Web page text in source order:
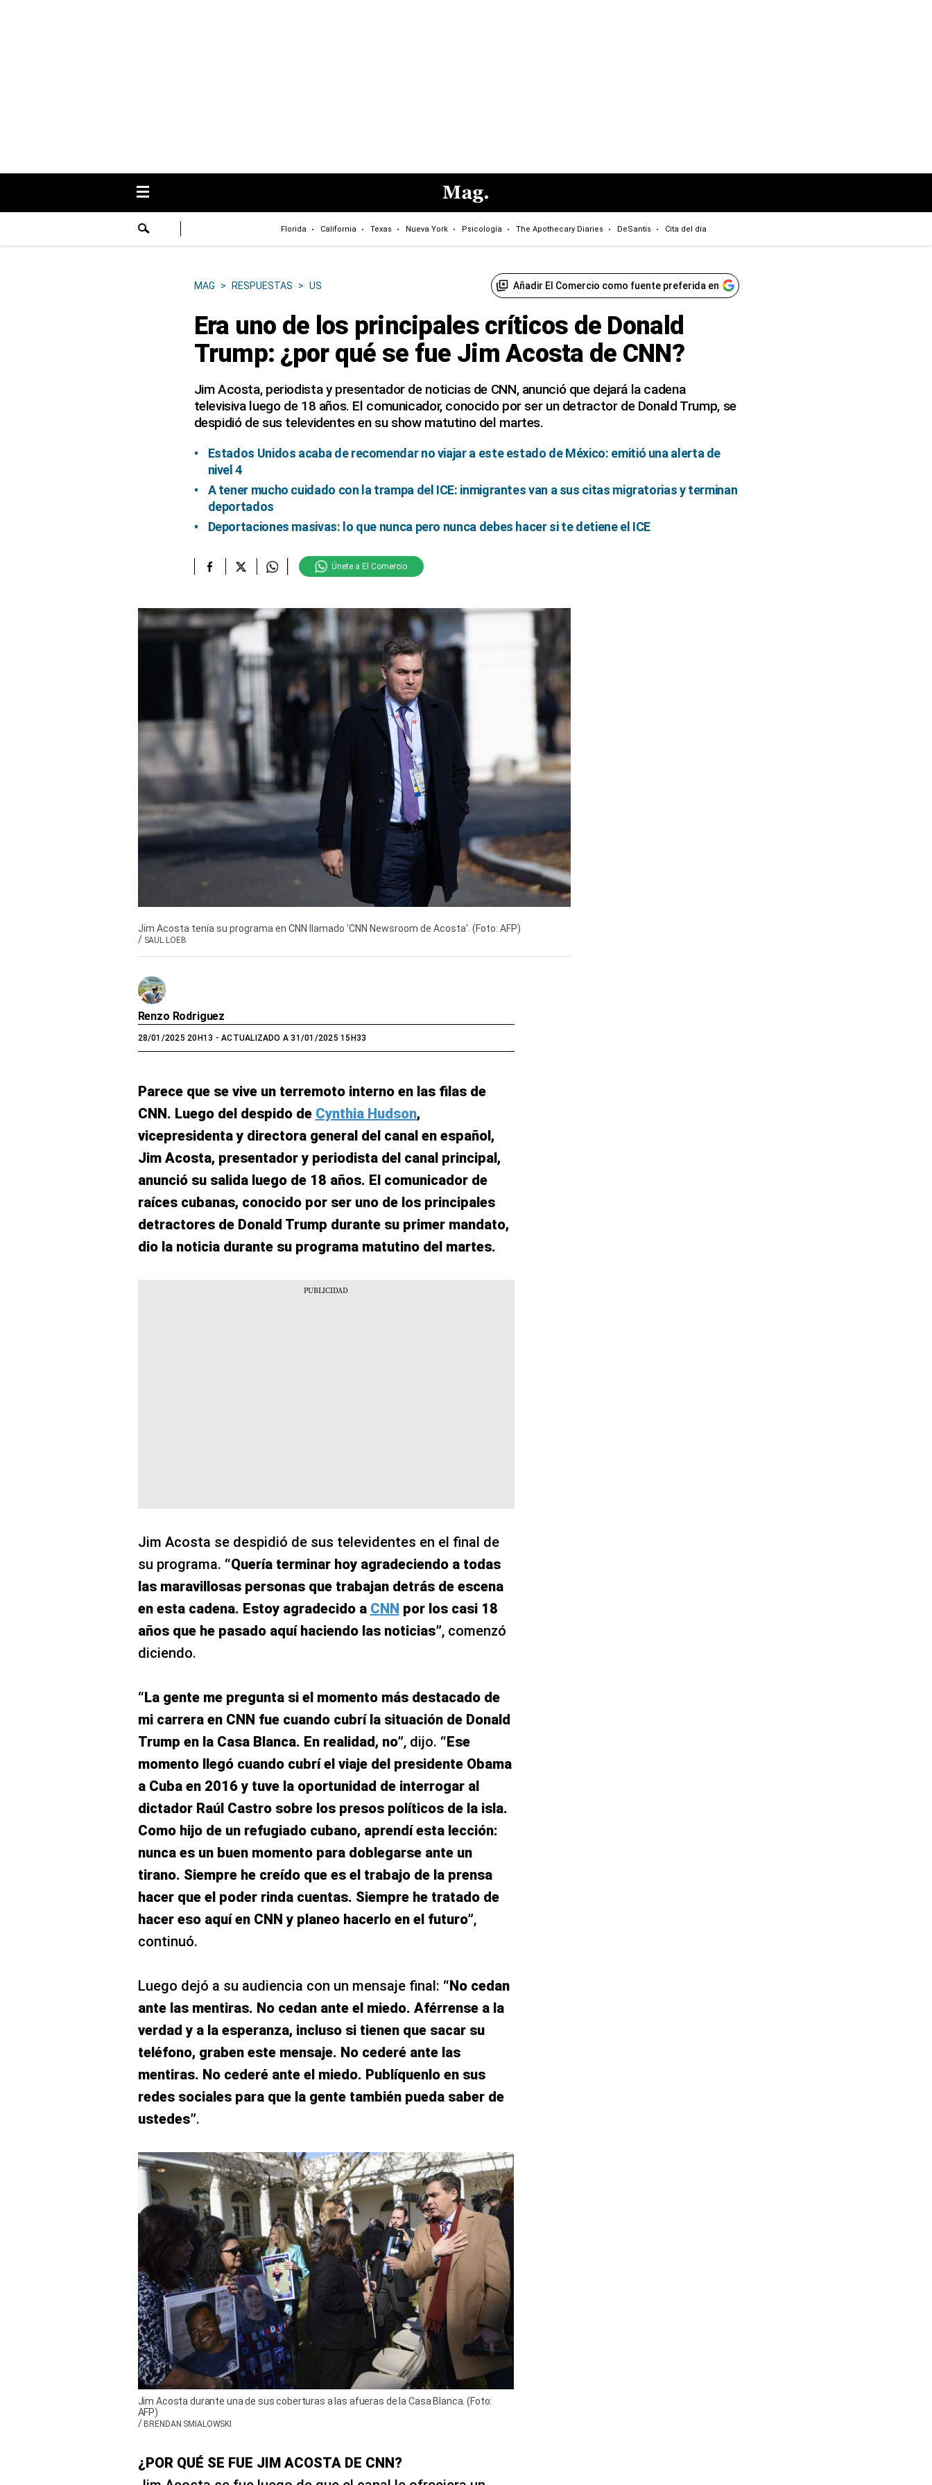
Florida California Texas Nueva York Psicología The Apothecary Diaries DeSantis Cita del día
MAG > RESPUESTAS > US Añadir El Comercio como fuente preferida en
Era uno de los principales críticos de Donald
Trump: ¿por qué se fue Jim Acosta de CNN?
Jim Acosta, periodista y presentador de noticias de CNN, anunció que dejará la cadena
televisiva luego de 18 años. El comunicador, conocido por ser un detractor de Donald Trump, se
despidió de sus televidentes en su show matutino del martes.
Estados Unidos acaba de recomendar no viajar a este estado de México: emitió una alerta de
nivel 4
A tener mucho cuidado con la trampa del ICE: inmigrantes van a sus citas migratorias y terminan
deportados
Deportaciones masivas: lo que nunca pero nunca debes hacer si te detiene el ICE
Únete a El Comercio
Jim Acosta tenía su programa en CNN llamado 'CNN Newsroom de Acosta'. (Foto: AFP)
/ SAUL LOEB
Renzo Rodriguez
28/01/2025 20H13 - ACTUALIZADO A 31/01/2025 15H33
Parece que se vive un terremoto interno en las filas de
CNN. Luego del despido de Cynthia Hudson,
vicepresidenta y directora general del canal en español,
Jim Acosta, presentador y periodista del canal principal,
anunció su salida luego de 18 años. El comunicador de
raíces cubanas, conocido por ser uno de los principales
detractores de Donald Trump durante su primer mandato,
dio la noticia durante su programa matutino del martes.
Jim Acosta se despidió de sus televidentes en el final de
su programa. “Quería terminar hoy agradeciendo a todas
las maravillosas personas que trabajan detrás de escena
en esta cadena. Estoy agradecido a CNN por los casi 18
años que he pasado aquí haciendo las noticias”, comenzó
diciendo.
“La gente me pregunta si el momento más destacado de
mi carrera en CNN fue cuando cubrí la situación de Donald
Trump en la Casa Blanca. En realidad, no”, dijo. “Ese
momento llegó cuando cubrí el viaje del presidente Obama
a Cuba en 2016 y tuve la oportunidad de interrogar al
dictador Raúl Castro sobre los presos políticos de la isla.
Como hijo de un refugiado cubano, aprendí esta lección:
nunca es un buen momento para doblegarse ante un
tirano. Siempre he creído que es el trabajo de la prensa
hacer que el poder rinda cuentas. Siempre he tratado de
hacer eso aquí en CNN y planeo hacerlo en el futuro”,
continuó.
Luego dejó a su audiencia con un mensaje final: “No cedan
ante las mentiras. No cedan ante el miedo. Aférrense a la
verdad y a la esperanza, incluso si tienen que sacar su
teléfono, graben este mensaje. No cederé ante las
mentiras. No cederé ante el miedo. Publíquenlo en sus
redes sociales para que la gente también pueda saber de
ustedes”.
Jim Acosta durante una de sus coberturas a las afueras de la Casa Blanca. (Foto:
AFP)
/BRENDAN SMIALOWSKI
¿POR QUÉ SE FUE JIM ACOSTA DE CNN?